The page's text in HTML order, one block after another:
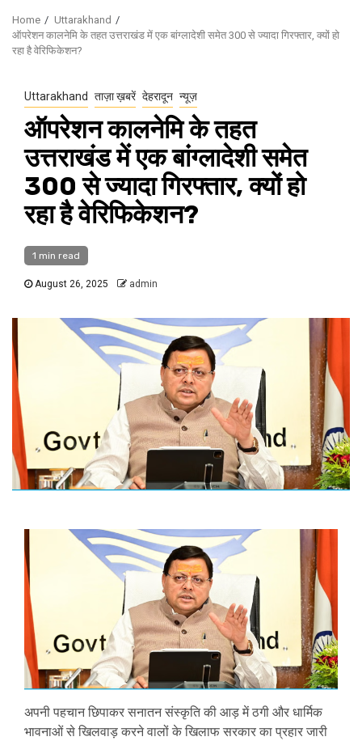
Home
Uttarakhand
ऑपरेशन कालनेमि के तहत उत्तराखंड में एक बांग्लादेशी समेत 300 से ज्यादा गिरफ्तार, क्यों हो
रहा है वेरिफिकेशन?
Uttarakhand ताज़ा ख़बरें देहरादून न्यूज़
ऑपरेशन कालनेमि के तहत
उत्तराखंड में एक बांग्लादेशी समेत
300 से ज्यादा गिरफ्तार, क्यों हो
रहा है वेरिफिकेशन?
1 min read
August 26, 2025 admin
अपनी पहचान छिपाकर सनातन संस्कृति की आड़ में ठगी और धार्मिक
भावनाओं से खिलवाड़ करने वालों के खिलाफ सरकार का प्रहार जारी